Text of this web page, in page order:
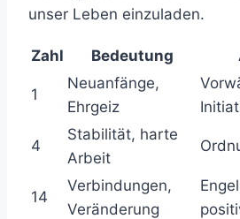
unser Leben einzuladen.
Zahl Bedeutung
1
Neuanfänge,
Ehrgeiz
4
Stabilität, harte
Arbeit
14
Verbindungen,
Veränderung